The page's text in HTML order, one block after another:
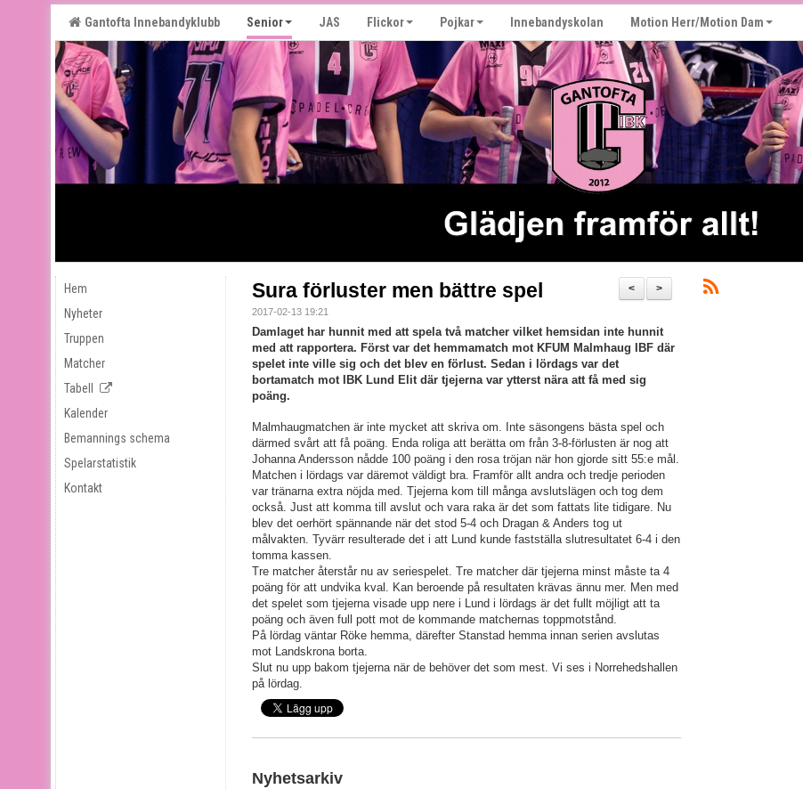
Gantofta Innebandyklubb Senior JAS Flickor Pojkar Innebandyskolan Motion Herr/Motion Dam
Hem
Nyheter
Truppen
Matcher
Tabell
Kalender
Bemannings schema
Spelarstatistik
Kontakt
>
<
Sura förluster men bättre spel
2017-02-13 19:21
Damlaget har hunnit med att spela två matcher vilket hemsidan inte hunnit
med att rapportera. Först var det hemmamatch mot KFUM Malmhaug IBF där
spelet inte ville sig och det blev en förlust. Sedan i lördags var det
bortamatch mot IBK Lund Elit där tjejerna var ytterst nära att få med sig
poäng.
Malmhaugmatchen är inte mycket att skriva om. Inte säsongens bästa spel och
därmed svårt att få poäng. Enda roliga att berätta om från 3-8-förlusten är nog att
Johanna Andersson nådde 100 poäng i den rosa tröjan när hon gjorde sitt 55:e mål.
Matchen i lördags var däremot väldigt bra. Framför allt andra och tredje perioden
var tränarna extra nöjda med. Tjejerna kom till många avslutslägen och tog dem
också. Just att komma till avslut och vara raka är det som fattats lite tidigare. Nu
blev det oerhört spännande när det stod 5-4 och Dragan & Anders tog ut
målvakten. Tyvärr resulterade det i att Lund kunde fastställa slutresultatet 6-4 i den
tomma kassen.
Tre matcher återstår nu av seriespelet. Tre matcher där tjejerna minst måste ta 4
poäng för att undvika kval. Kan beroende på resultaten krävas ännu mer. Men med
det spelet som tjejerna visade upp nere i Lund i lördags är det fullt möjligt att ta
poäng och även full pott mot de kommande matchernas toppmotstånd.
På lördag väntar Röke hemma, därefter Stanstad hemma innan serien avslutas
mot Landskrona borta.
Slut nu upp bakom tjejerna när de behöver det som mest. Vi ses i Norrehedshallen
på lördag.
Nyhetsarkiv